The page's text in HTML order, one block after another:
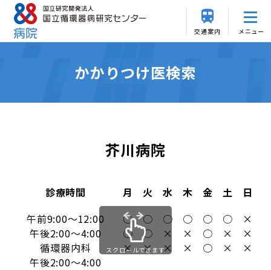
交通案内 メニュー
かかりつけ医検索
芥川病院
診療時間 月 火 水 木 金 土
日
午前9:00～12:00
○ ○ ○ ○ ○ ○
×
午後2:00～4:00
○ ○ × × ○ ×
×
循環器内科
午後2:00～4:00
× × × × ○ × ×
スクロールできます